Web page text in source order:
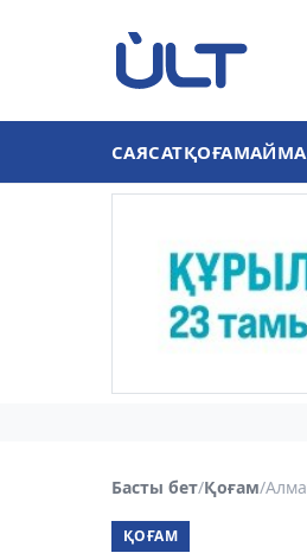
САЯСАТҚОҒАМ
Басты бет/Қоғам/
ҚОҒАМ